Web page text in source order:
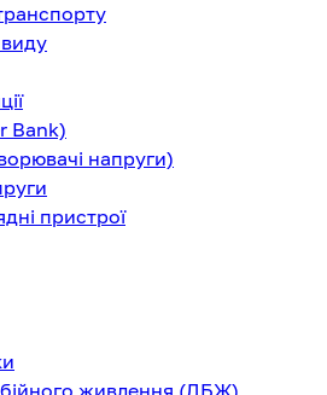
Bank)
напруги)
пристрої
живлення (ДБЖ)